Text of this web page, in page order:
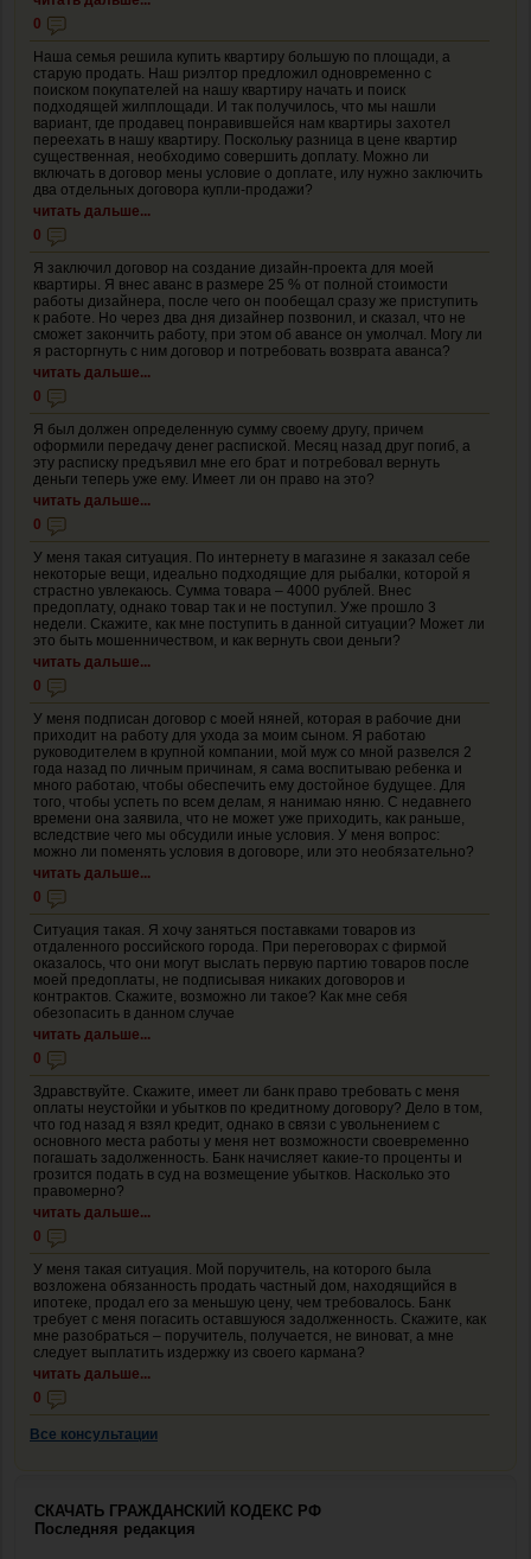
0
Наша семья решила купить квартиру большую по площади, а
старую продать. Наш риэлтор предложил одновременно с
поиском покупателей на нашу квартиру начать и поиск
подходящей жилплощади. И так получилось, что мы нашли
вариант, где продавец понравившейся нам квартиры захотел
переехать в нашу квартиру. Поскольку разница в цене квартир
существенная, необходимо совершить доплату. Можно ли
включать в договор мены условие о доплате, илу нужно заключить
два отдельных договора купли-продажи?
читать дальше...
0
Я заключил договор на создание дизайн-проекта для моей
квартиры. Я внес аванс в размере 25 % от полной стоимости
работы дизайнера, после чего он пообещал сразу же приступить
к работе. Но через два дня дизайнер позвонил, и сказал, что не
сможет закончить работу, при этом об авансе он умолчал. Могу ли
я расторгнуть с ним договор и потребовать возврата аванса?
читать дальше...
0
Я был должен определенную сумму своему другу, причем
оформили передачу денег распиской. Месяц назад друг погиб, а
эту расписку предъявил мне его брат и потребовал вернуть
деньги теперь уже ему. Имеет ли он право на это?
читать дальше...
0
У меня такая ситуация. По интернету в магазине я заказал себе
некоторые вещи, идеально подходящие для рыбалки, которой я
страстно увлекаюсь. Сумма товара – 4000 рублей. Внес
предоплату, однако товар так и не поступил. Уже прошло 3
недели. Скажите, как мне поступить в данной ситуации? Может ли
это быть мошенничеством, и как вернуть свои деньги?
читать дальше...
0
У меня подписан договор с моей няней, которая в рабочие дни
приходит на работу для ухода за моим сыном. Я работаю
руководителем в крупной компании, мой муж со мной развелся 2
года назад по личным причинам, я сама воспитываю ребенка и
много работаю, чтобы обеспечить ему достойное будущее. Для
того, чтобы успеть по всем делам, я нанимаю няню. С недавнего
времени она заявила, что не может уже приходить, как раньше,
вследствие чего мы обсудили иные условия. У меня вопрос:
можно ли поменять условия в договоре, или это необязательно?
читать дальше...
0
Ситуация такая. Я хочу заняться поставками товаров из
отдаленного российского города. При переговорах с фирмой
оказалось, что они могут выслать первую партию товаров после
моей предоплаты, не подписывая никаких договоров и
контрактов. Скажите, возможно ли такое? Как мне себя
обезопасить в данном случае
читать дальше...
0
Здравствуйте. Скажите, имеет ли банк право требовать с меня
оплаты неустойки и убытков по кредитному договору? Дело в том,
что год назад я взял кредит, однако в связи с увольнением с
основного места работы у меня нет возможности своевременно
погашать задолженность. Банк начисляет какие-то проценты и
грозится подать в суд на возмещение убытков. Насколько это
правомерно?
читать дальше...
0
У меня такая ситуация. Мой поручитель, на которого была
возложена обязанность продать частный дом, находящийся в
ипотеке, продал его за меньшую цену, чем требовалось. Банк
требует с меня погасить оставшуюся задолженность. Скажите, как
мне разобраться – поручитель, получается, не виноват, а мне
следует выплатить издержку из своего кармана?
читать дальше...
0
Все консультации
СКАЧАТЬ ГРАЖДАНСКИЙ КОДЕКС РФ
Последняя редакция